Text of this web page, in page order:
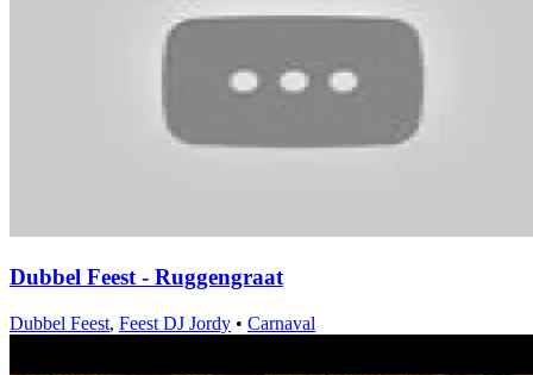
Dubbel Feest - Ruggengraat
Dubbel Feest, Feest DJ Jordy • Carnaval